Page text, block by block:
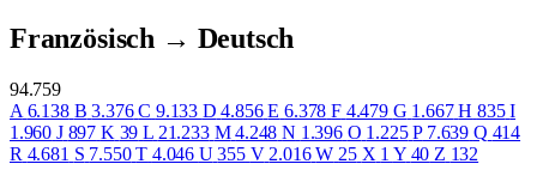
Französisch → Deutsch
94.759
A 6.138 B 3.376 C 9.133 D 4.856 E 6.378 F 4.479 G 1.667 H 835 I
1.960 J 897 K 39 L 21.233 M 4.248 N 1.396 O 1.225 P 7.639 Q 414
R 4.681 S 7.550 T 4.046 U 355 V 2.016 W 25 X 1 Y 40 Z 132